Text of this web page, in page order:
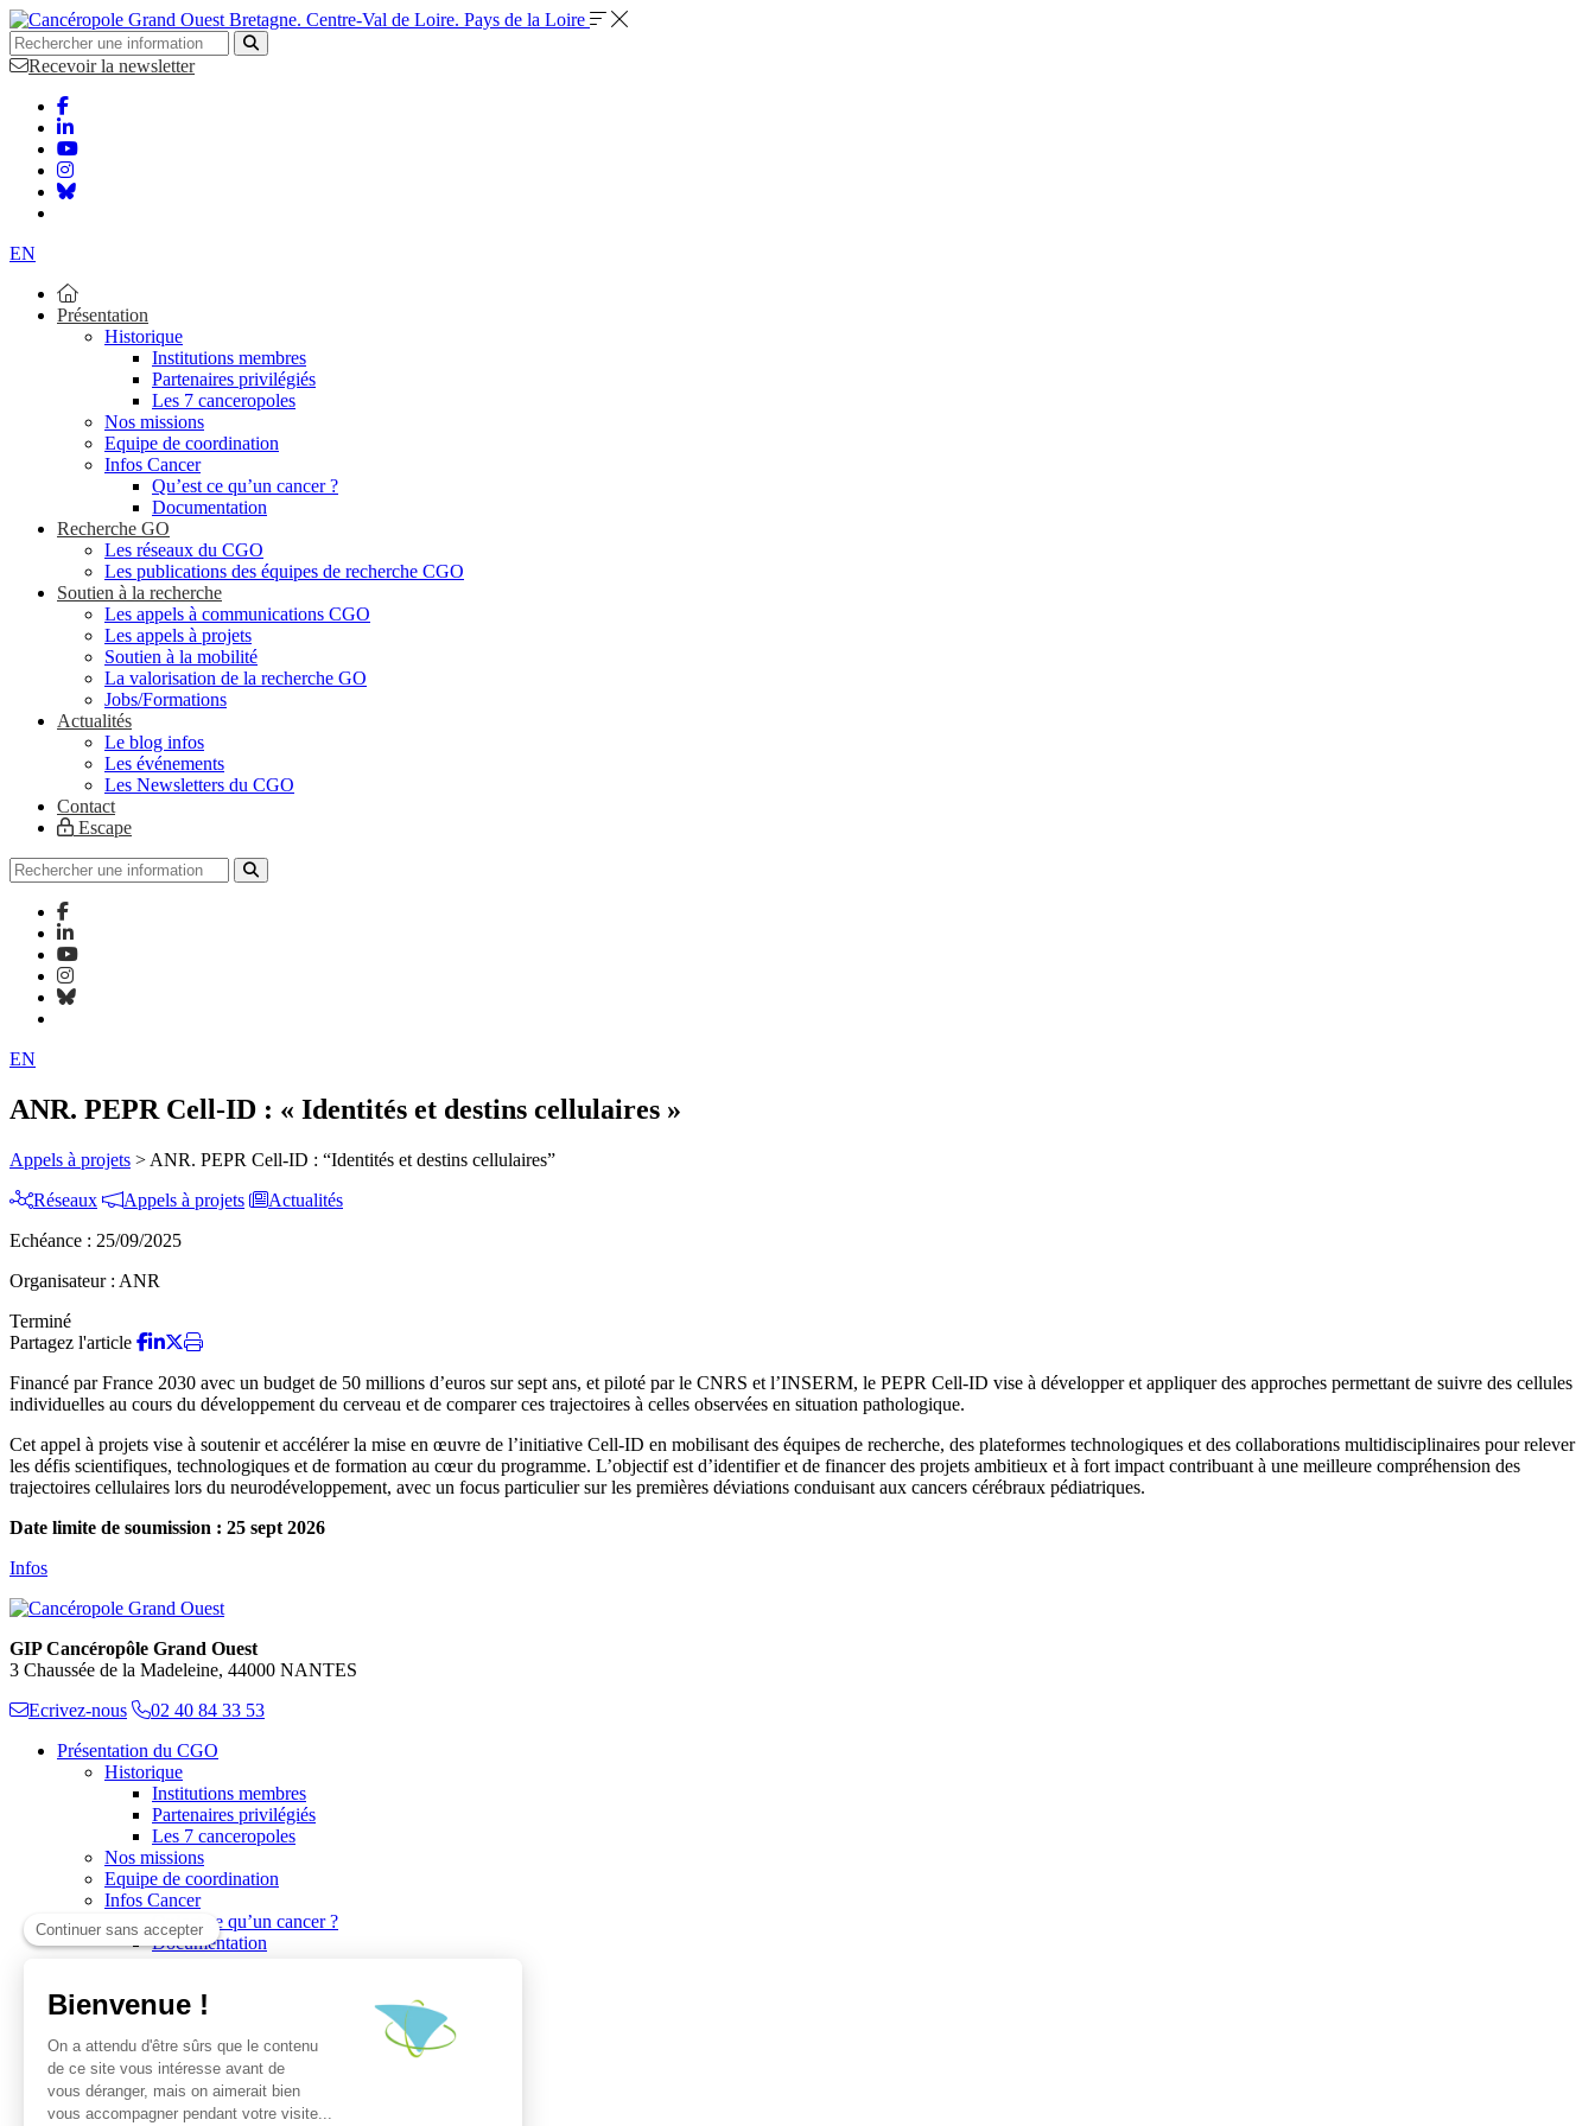
Bretagne. Centre-Val de Loire. Pays de la Loire
Recevoir la newsletter
EN
Présentation
Historique
Institutions membres
Partenaires privilégiés
Les 7 canceropoles
Nos missions
Equipe de coordination
Infos Cancer
Qu’est ce qu’un cancer ?
Documentation
Recherche GO
Les réseaux du CGO
Les publications des équipes de recherche CGO
Soutien à la recherche
Les appels à communications CGO
Les appels à projets
Soutien à la mobilité
La valorisation de la recherche GO
Jobs/Formations
Actualités
Le blog infos
Les événements
Les Newsletters du CGO
Contact
Escape
EN
ANR. PEPR Cell-ID : « Identités et destins cellulaires »
Appels à projets > ANR. PEPR Cell-ID : “Identités et destins cellulaires”
Réseaux
Appels à projets
Actualités
Echéance : 25/09/2025
Organisateur : ANR
Terminé
Partagez l'article
Financé par France 2030 avec un budget de 50 millions d’euros sur sept ans, et piloté par le CNRS et l’INSERM, le PEPR Cell-ID vise à développer et appliquer des approches permettant de suivre des cellules
individuelles au cours du développement du cerveau et de comparer ces trajectoires à celles observées en situation pathologique.
Cet appel à projets vise à soutenir et accélérer la mise en œuvre de l’initiative Cell-ID en mobilisant des équipes de recherche, des plateformes technologiques et des collaborations multidisciplinaires pour relever
les défis scientifiques, technologiques et de formation au cœur du programme. L’objectif est d’identifier et de financer des projets ambitieux et à fort impact contribuant à une meilleure compréhension des
trajectoires cellulaires lors du neurodéveloppement, avec un focus particulier sur les premières déviations conduisant aux cancers cérébraux pédiatriques.
Date limite de soumission : 25 sept 2026
Infos
GIP Cancéropôle Grand Ouest
3 Chaussée de la Madeleine, 44000 NANTES
Ecrivez-nous
02 40 84 33 53
Présentation du CGO
Historique
Institutions membres
Partenaires privilégiés
Les 7 canceropoles
Nos missions
Equipe de coordination
Infos Cancer
Qu’est ce qu’un cancer ?
Documentation
Les réseaux du CGO
Les Plates-Formes
Soutien à la recherche
Les appels à communications
Les appels à projets